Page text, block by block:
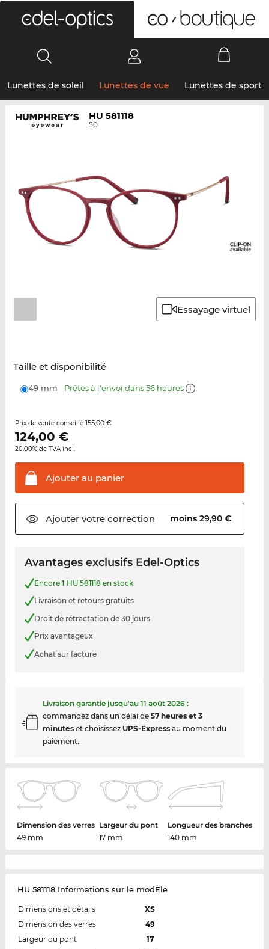
Lunettes de soleil Lunettes de vue Lunettes de sport
HU 581118
50
Essayage virtuel
Taille et disponibilité
49 mm Prêtes à l'envoi dans 56 heures
Prix de vente conseillé 155,00 €
124,00 €
20.00% de TVA incl.
Ajouter au panier
Ajouter votrecorrection moins 29,90 €
Avantages exclusifs Edel-Optics
Encore 1 HU 581118 en stock
Livraison et retours gratuits
Droit de rétractation de 30 jours
Prix avantageux
Achat sur facture
Livraison garantie jusqu'au 11 août 2026:
commandez dans un délai de 57 heures et 3
minuteset choisissez UPS-Expressau moment du
paiement.
Dimension des verres
49 mm
Largeur du pont
17 mm
Longueur des branches
140 mm
HU 581118 Informations sur le modÈle
Dimensions et détails
XS
Dimension des verres
49
Largeur du pont
17